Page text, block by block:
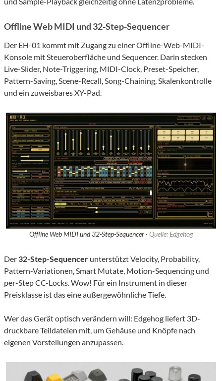
Offline Web MIDI und 32-Step-Sequencer
Der EH-01 kommt mit Zugang zu einer Offline-Web-MIDI-
Konsole mit Steueroberfläche und Sequencer. Darin stecken
Live-Slider, Note-Triggering, MIDI-Clock, Preset-Speicher,
Pattern-Saving, Scene-Recall, Song-Chaining, Skalenkontrolle
und ein zuweisbares XY-Pad.
Offline Web MIDI und 32-Step-Sequencer · Quelle: Edgehog
Der 32-Step-Sequencer unterstützt Velocity, Probability,
Pattern-Variationen, Smart Mutate, Motion-Sequencing und
per-Step CC-Locks. Wow! Für ein Instrument in dieser
Preisklasse ist das eine außergewöhnliche Tiefe.
Wer das Gerät optisch verändern will: Edgehog liefert 3D-
druckbare Teildateien mit, um Gehäuse und Knöpfe nach
eigenen Vorstellungen anzupassen.